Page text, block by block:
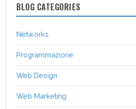
BLOG CATEGORIES
Networks
Programmazione
Web Design
Web Marketing